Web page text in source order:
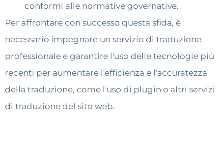
conformi alle normative governative.
Per affrontare con successo questa sfida, è
necessario impegnare un servizio di traduzione
professionale e garantire l'uso delle tecnologie più
recenti per aumentare l'efficienza e l'accuratezza
della traduzione, come l'uso di plugin o altri servizi
di traduzione del sito web.